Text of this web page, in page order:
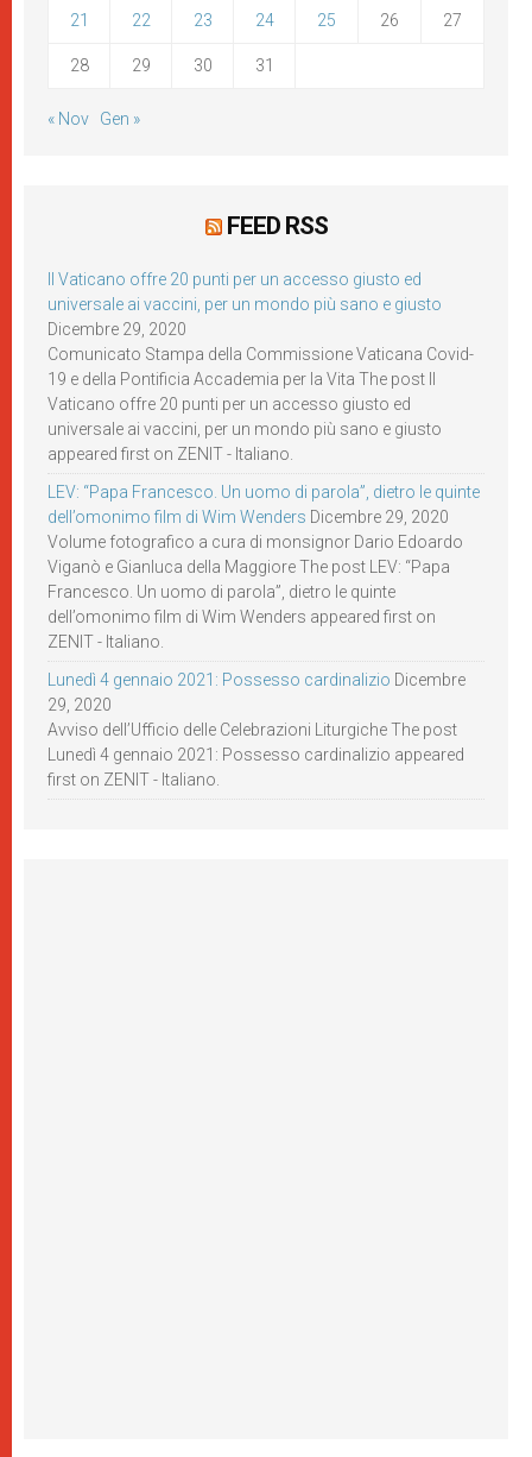
21 22 23 24 25 26 27
28 29 30 31
« Nov Gen »
FEED RSS
Il Vaticano offre 20 punti per un accesso giusto ed
universale ai vaccini, per un mondo più sano e giusto
Dicembre 29, 2020
Comunicato Stampa della Commissione Vaticana Covid-
19 e della Pontificia Accademia per la Vita The post Il
Vaticano offre 20 punti per un accesso giusto ed
universale ai vaccini, per un mondo più sano e giusto
appeared first on ZENIT - Italiano.
LEV: “Papa Francesco. Un uomo di parola”, dietro le quinte
dell’omonimo film di Wim Wenders Dicembre 29, 2020
Volume fotografico a cura di monsignor Dario Edoardo
Viganò e Gianluca della Maggiore The post LEV: “Papa
Francesco. Un uomo di parola”, dietro le quinte
dell’omonimo film di Wim Wenders appeared first on
ZENIT - Italiano.
Lunedì 4 gennaio 2021: Possesso cardinalizio Dicembre
29, 2020
Avviso dell’Ufficio delle Celebrazioni Liturgiche The post
Lunedì 4 gennaio 2021: Possesso cardinalizio appeared
first on ZENIT - Italiano.